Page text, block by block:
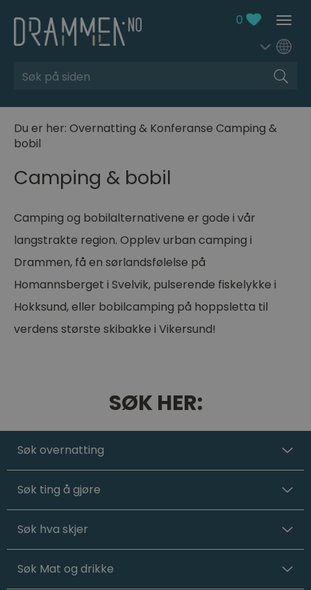
0
Søk
Du er her: Overnatting & Konferanse Camping &
bobil
Camping & bobil
Camping og bobilalternativene er gode i vår
langstrakte region. Opplev urban camping i
Drammen, få en sørlandsfølelse på
Homannsberget i Svelvik, pulserende fiskelykke i
Hokksund, eller bobilcamping på hoppsletta til
verdens største skibakke i Vikersund!
SØK HER:
Søk overnatting
Søk ting å gjøre
Søk hva skjer
Søk Mat og drikke